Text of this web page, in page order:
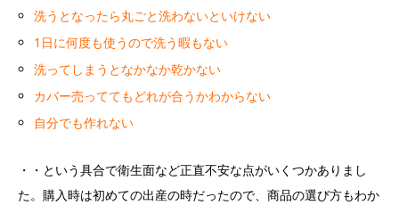
洗うとなったら丸ごと洗わないといけない
1日に何度も使うので洗う暇もない
洗ってしまうとなかなか乾かない
カバー売っててもどれが合うかわからない
自分でも作れない
・・という具合で衛生面など正直不安な点がいくつかありまし
た。購入時は初めての出産の時だったので、商品の選び方もわか